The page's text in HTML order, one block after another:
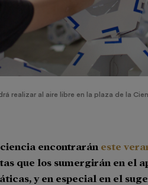
realizar al aire libre en la plaza de la
encontrarán este
que los sumergirán en el
y en especial en el